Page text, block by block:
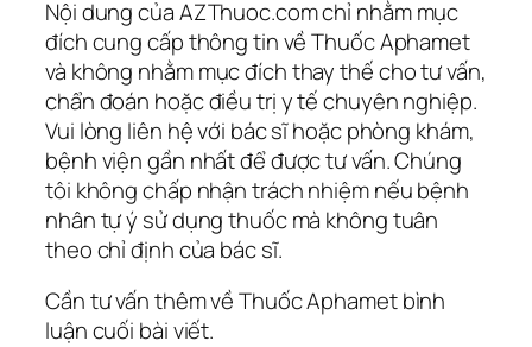
Nội dung của AZThuoc.com chỉ nhằm mục
đích cung cấp thông tin về Thuốc Aphamet
và không nhằm mục đích thay thế cho tư vấn,
chẩn đoán hoặc điều trị y tế chuyên nghiệp.
Vui lòng liên hệ với bác sĩ hoặc phòng khám,
bệnh viện gần nhất để được tư vấn. Chúng
tôi không chấp nhận trách nhiệm nếu bệnh
nhân tự ý sử dụng thuốc mà không tuân
theo chỉ định của bác sĩ.
Cần tư vấn thêm về Thuốc Aphamet bình
luận cuối bài viết.